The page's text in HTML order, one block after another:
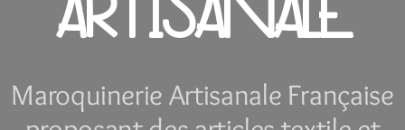
Maroquinerie Artisanale Française